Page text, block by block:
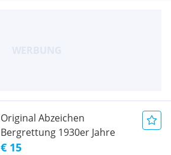
Original Abzeichen
Bergrettung 1930er Jahre
€ 15